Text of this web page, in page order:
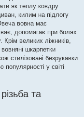
як теплу ковдру
килим на підлогу
вовна має
допомагає при болях
великих ліжників,
шкарпетки
стилізовані безрукавки
у світі
та